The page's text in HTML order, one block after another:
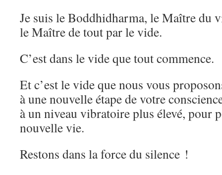
Je suis le Boddhidharma, le Maître du
le Maître de tout par le vide.
C’est dans le vide que tout commence.
Et c’est le vide que nous vous
à une nouvelle étape de votre
à un niveau vibratoire plus élevé, pour
nouvelle vie.
Restons dans la force du silence !